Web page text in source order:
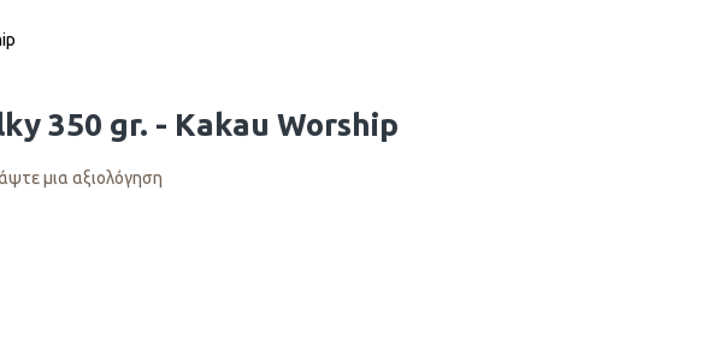
350 gr. - Kakau Worship
μια αξιολόγηση